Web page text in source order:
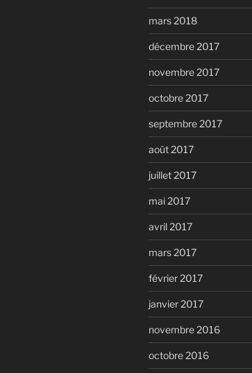
mars 2018
décembre 2017
novembre 2017
octobre 2017
septembre 2017
août 2017
juillet 2017
mai 2017
avril 2017
mars 2017
février 2017
janvier 2017
novembre 2016
octobre 2016